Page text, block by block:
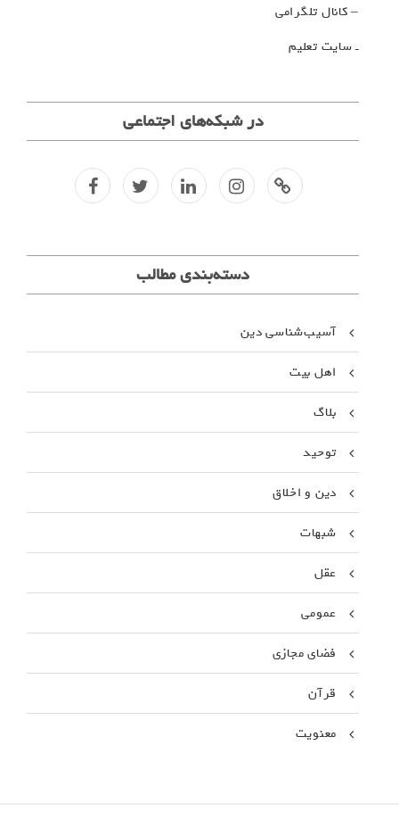
– کانال تلگرامی
ـ سایت تعلیم
در شبکه‌های اجتماعی
م
i
l
t
f
دسته‌بندی مطالب
آسیب‌شناسی دین
اهل بیت
بلاگ
توحید
دین و اخلاق
شبهات
عقل
عمومی
فضای مجازی
قرآن
معنویت